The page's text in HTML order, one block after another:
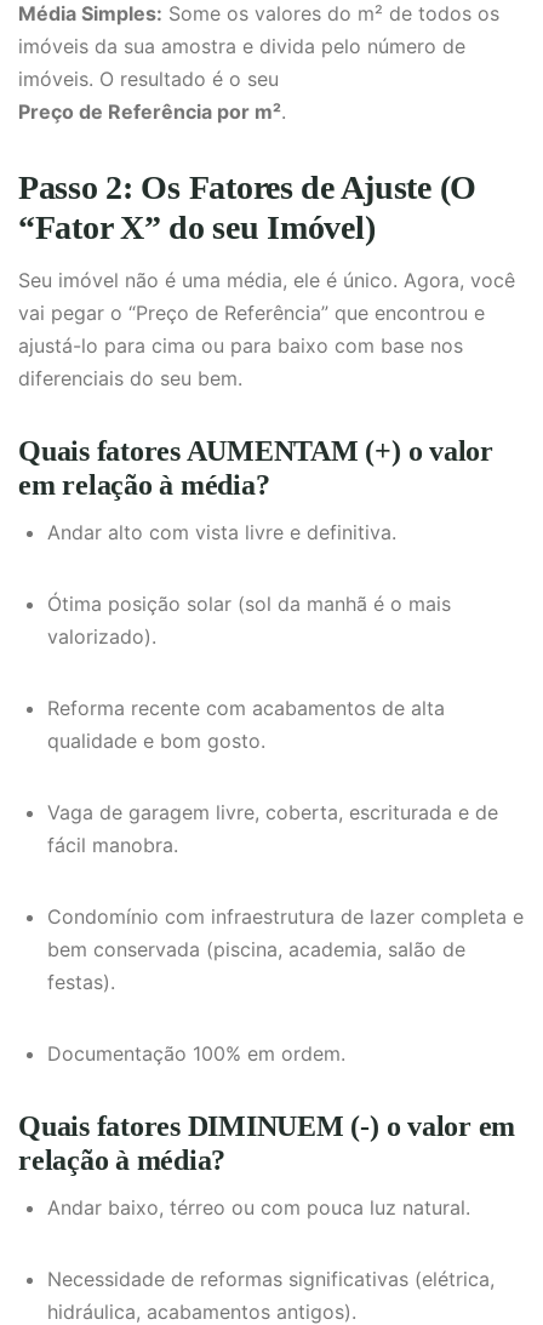
Média Simples: Some os valores do m² de todos os
imóveis da sua amostra e divida pelo número de
imóveis. O resultado é o seu
Preço de Referência por m².
Passo 2: Os Fatores de Ajuste (O
“Fator X” do seu Imóvel)
Seu imóvel não é uma média, ele é único. Agora, você
vai pegar o “Preço de Referência” que encontrou e
ajustá-lo para cima ou para baixo com base nos
diferenciais do seu bem.
Quais fatores AUMENTAM (+) o valor
em relação à média?
Andar alto com vista livre e definitiva.
Ótima posição solar (sol da manhã é o mais
valorizado).
Reforma recente com acabamentos de alta
qualidade e bom gosto.
Vaga de garagem livre, coberta, escriturada e de
fácil manobra.
Condomínio com infraestrutura de lazer completa e
bem conservada (piscina, academia, salão de
festas).
Documentação 100% em ordem.
Quais fatores DIMINUEM (-) o valor em
relação à média?
Andar baixo, térreo ou com pouca luz natural.
Necessidade de reformas significativas (elétrica,
hidráulica, acabamentos antigos).